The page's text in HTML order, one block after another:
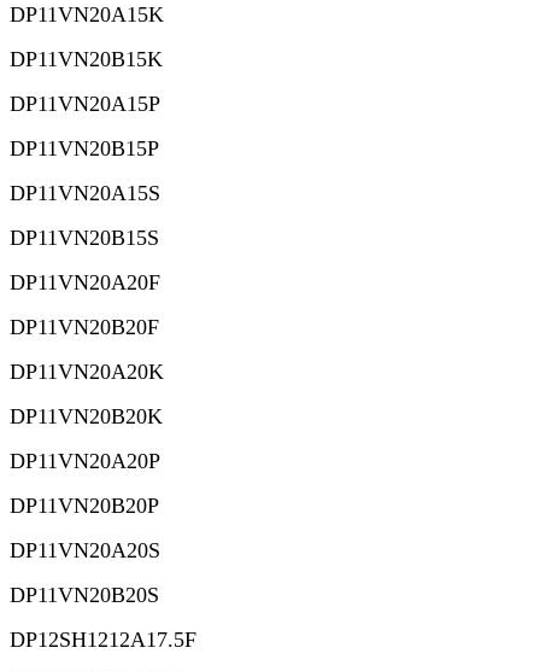
DP11VN20A15K
DP11VN20B15K
DP11VN20A15P
DP11VN20B15P
DP11VN20A15S
DP11VN20B15S
DP11VN20A20F
DP11VN20B20F
DP11VN20A20K
DP11VN20B20K
DP11VN20A20P
DP11VN20B20P
DP11VN20A20S
DP11VN20B20S
DP12SH1212A17.5F